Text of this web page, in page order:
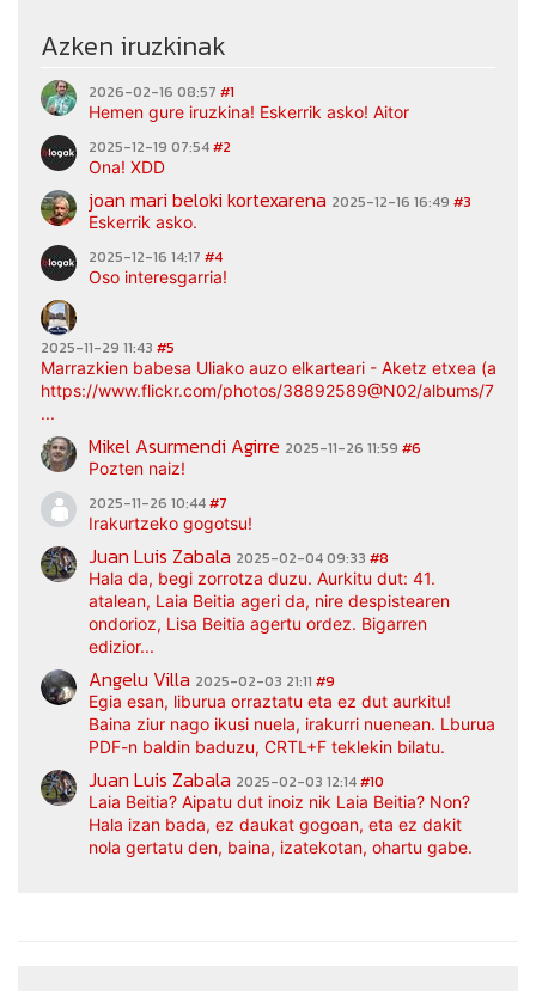
Azken iruzkinak
2026-02-16 08:57 #1
Hemen gure iruzkina! Eskerrik asko! Aitor
2025-12-19 07:54#2
Ona! XDD
joan mari beloki kortexarena 2025-12-16 16:49 #3
Eskerrik asko.
2025-12-16 14:17 #4
Oso interesgarria!
2025-11-29 11:43 #5
Marrazkien babesa Uliako auzo elkarteari - Aketz etxea
https://www.flickr.com/photos/38892589@N02/albums/
...
Mikel Asurmendi Agirre 2025-11-26 11:59 #6
Pozten naiz!
2025-11-26 10:44#7
Irakurtzeko gogotsu!
Juan Luis Zabala 2025-02-04 09:33 #8
Hala da, begi zorrotza duzu. Aurkitu dut: 41.
atalean, Laia Beitia ageri da, nire despistearen
ondorioz, Lisa Beitia agertu ordez. Bigarren
edizior...
Angelu Villa 2025-02-03 21:11 #9
Egia esan, liburua orraztatu eta ez dut aurkitu!
Baina ziur nago ikusi nuela, irakurri nuenean. Lburua
PDF-n baldin baduzu, CRTL+F teklekin bilatu.
Juan Luis Zabala 2025-02-03 12:14#10
Laia Beitia? Aipatu dut inoiz nik Laia Beitia? Non?
Hala izan bada, ez daukat gogoan, eta ez dakit
nola gertatu den, baina, izatekotan, ohartu gabe.